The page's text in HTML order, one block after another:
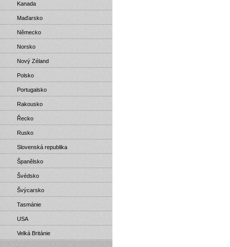
Kanada
Maďarsko
Německo
Norsko
Nový Zéland
Polsko
Portugalsko
Rakousko
Řecko
Rusko
Slovenská republika
Španělsko
Švédsko
Švýcarsko
Tasmánie
USA
Velká Británie